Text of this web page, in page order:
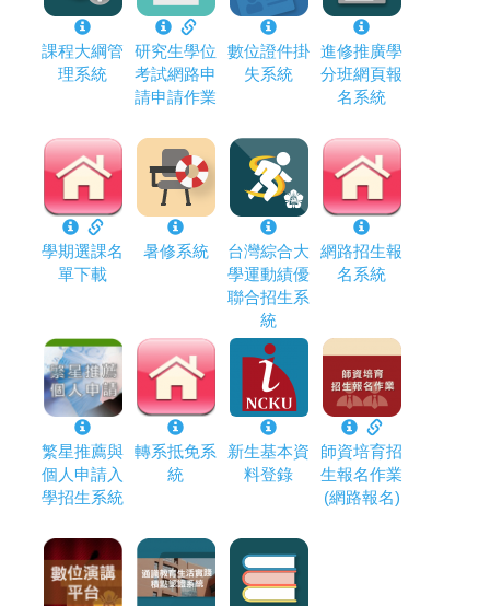
課程大綱管
理系統
研究生學位
考試網路申
請申請作業
數位證件掛
失系統
進修推廣學
分班網頁報
名系統
學期選課名
單下載
暑修系統
台灣綜合大
學運動績優
聯合招生系
統
網路招生報
名系統
繁星推薦與
個人申請入
學招生系統
轉系抵免系
統
新生基本資
料登錄
師資培育招
生報名作業
(網路報名)